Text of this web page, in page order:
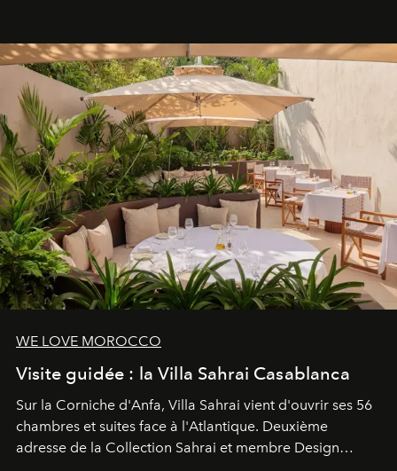
entièreté, entre science des émotions et rituels
reposants.
WE LOVE MOROCCO
Visite guidée : la Villa Sahrai Casablanca
Sur la Corniche d'Anfa, Villa Sahrai vient d'ouvrir ses 56
chambres et suites face à l'Atlantique. Deuxième
adresse de la Collection Sahrai et membre Design